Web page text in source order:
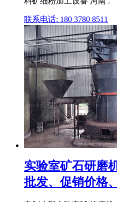
联系电话: 180 3780 8511
实验室矿石研磨
批发、促销价格